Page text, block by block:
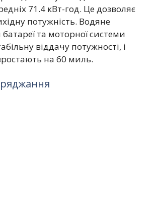
71.4 кВт-год. Це дозволяє
потужність. Водяне
та моторної системи
віддачу потужності, і
на 60 миль.